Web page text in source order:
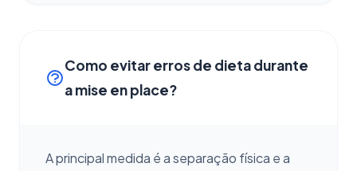
Como evitar erros de dieta durante
a mise en place?
A principal medida é a separação física e a